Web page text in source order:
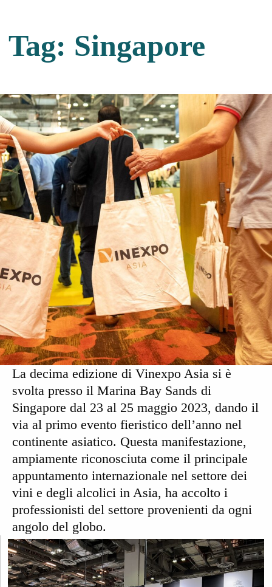
IT
Tag: Singapore
La decima edizione di Vinexpo Asia si è
svolta presso il Marina Bay Sands di
Singapore dal 23 al 25 maggio 2023, dando il
via al primo evento fieristico dell’anno nel
continente asiatico. Questa manifestazione,
ampiamente riconosciuta come il principale
appuntamento internazionale nel settore dei
vini e degli alcolici in Asia, ha accolto i
professionisti del settore provenienti da ogni
angolo del globo.